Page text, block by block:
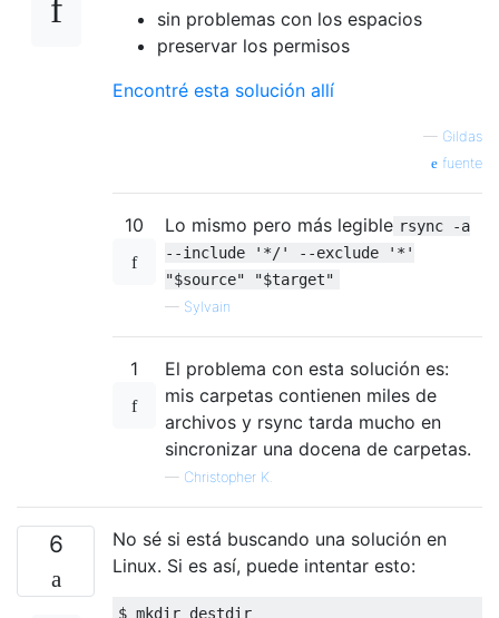
sin problemas con los espacios
preservar los permisos
Encontré esta solución allí
— Gildas
fuente
10 Lo mismo pero más legible rsync -a
--include '*/' --exclude '*'
"$source" "$target"
— Sylvain
1
El problema con esta solución es:
mis carpetas contienen miles de
archivos y rsync tarda mucho en
sincronizar una docena de carpetas.
— Christopher K.
6
No sé si está buscando una solución en
Linux. Si es así, puede intentar esto:
$ mkdir destdir